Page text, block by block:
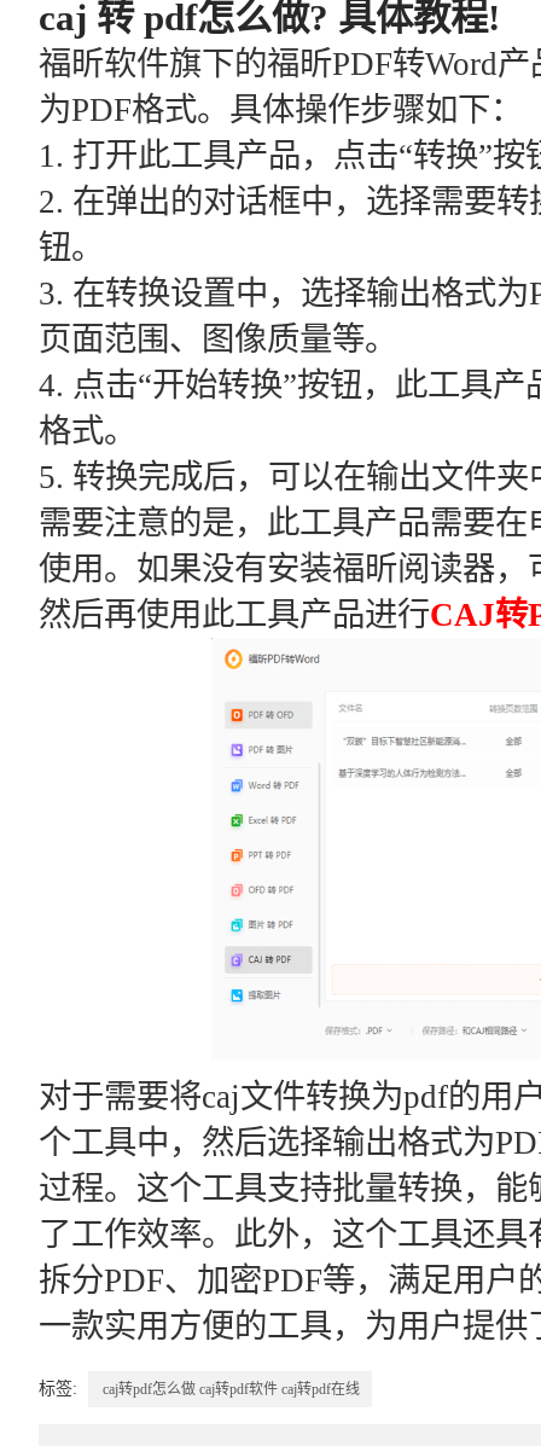
caj 转 pdf怎么做? 具体教程!
福昕软件旗下的福昕PDF转Word
为PDF格式。具体操作步骤如下：
1. 打开此工具产品，点击“转换”按
2. 在弹出的对话框中，选择需要
钮。
3. 在转换设置中，选择输出格式
页面范围、图像质量等。
4. 点击“开始转换”按钮，此工具
格式。
5. 转换完成后，可以在输出文件
需要注意的是，此工具产品需要
使用。如果没有安装福昕阅读器
然后再使用此工具产品进行CAJ转
对于需要将caj文件转换为pdf的用
个工具中，然后选择输出格式为
过程。这个工具支持批量转换，
了工作效率。此外，这个工具还
拆分PDF、加密PDF等，满足用户
一款实用方便的工具，为用户提
标签: caj转pdf怎么做 caj转pdf软件 caj转pdf在线